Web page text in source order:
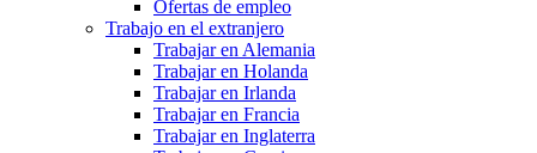
Ofertas de empleo
Trabajo en el extranjero
Trabajar en Alemania
Trabajar en Holanda
Trabajar en Irlanda
Trabajar en Francia
Trabajar en Inglaterra